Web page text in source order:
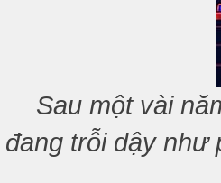
Sau một vài
đang trỗi dậy như